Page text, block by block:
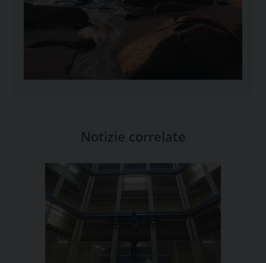
Notizie correlate